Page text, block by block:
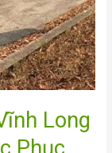
Long